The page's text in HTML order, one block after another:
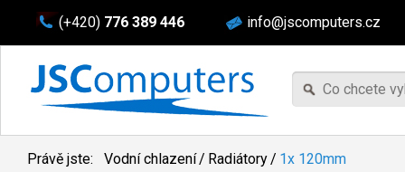
(+420) 776 389 446 info@jscomputers.cz
Právě jste: Vodní chlazení/ Radiátory/ 1x 120mm